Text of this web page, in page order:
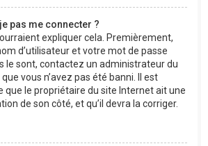
pas me connecter ?
expliquer cela. Premièrement,
d’utilisateur et votre mot de passe
le sont, contactez un administrateur du
vous n’avez pas été banni. Il est
que le propriétaire du site Internet ait une
de son côté, et qu’il devra la corriger.